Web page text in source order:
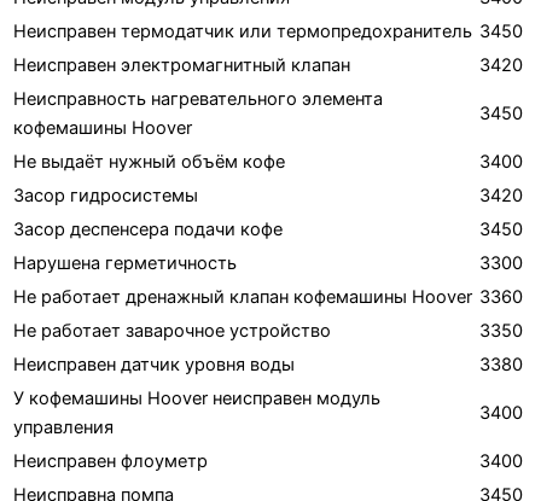
Неисправен термодатчик или термопредохранитель 3450
Неисправен электромагнитный клапан
3420
Неисправность нагревательного элемента
кофемашины Hoover
3450
Не выдаёт нужный объём кофе
3400
Засор гидросистемы
3420
Засор деспенсера подачи кофе
3450
Нарушена герметичность
3300
Не работает дренажный клапан кофемашины Hoover 3360
Не работает заварочное устройство
3350
Неисправен датчик уровня воды
3380
У кофемашины Hoover неисправен модуль
управления
3400
Неисправен флоуметр
3400
Неисправна помпа
3450